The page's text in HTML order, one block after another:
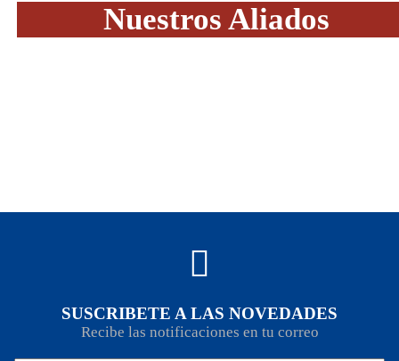
Nuestros Aliados
SUSCRIBETE A LAS NOVEDADES
Recibe las notificaciones en tu correo